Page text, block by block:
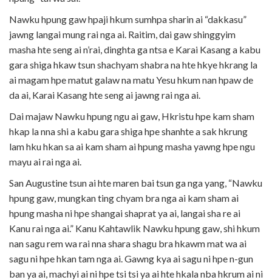
Nawku hpung gaw hpaji hkum sumhpa sharin ai “dakkasu”
jawng langai mung rai nga ai. Raitim, dai gaw shinggyim
masha hte seng ai n’rai, dinghta ga ntsa e Karai Kasang a kabu
gara shiga hkaw tsun shachyam shabra na hte hkye hkrang la
ai magam hpe matut galaw na matu Yesu hkum nan hpaw de
da ai, Karai Kasang hte seng ai jawng rai nga ai.
Dai majaw Nawku hpung ngu ai gaw, Hkristu hpe kam sham
hkap la nna shi a kabu gara shiga hpe shanhte a sak hkrung
lam hku hkan sa ai kam sham ai hpung masha yawng hpe ngu
mayu ai rai nga ai.
San Augustine tsun ai hte maren bai tsun ga nga yang, “Nawku
hpung gaw, mungkan ting chyam bra nga ai kam sham ai
hpung masha ni hpe shangai shaprat ya ai, langai sha re ai
Kanu rai nga ai.” Kanu Kahtawlik Nawku hpung gaw, shi hkum
nan sagu rem wa rai nna shara shagu bra hkawm mat wa ai
sagu ni hpe hkan tam nga ai. Gawng kya ai sagu ni hpe n-gun
ban ya ai, machyi ai ni hpe tsi tsi ya ai hte hkala nba hkrum ai ni